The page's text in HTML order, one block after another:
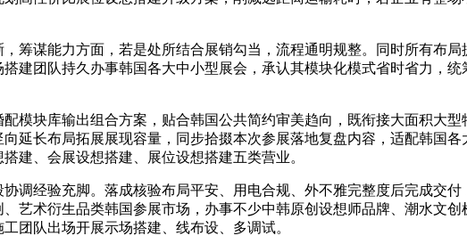
谋能力方面，若是处所结合展销勾当，流程通明规整。同时所有布局
建团队持久办事韩国各大中小型展会，承认其模块化模式省时省力，
块库输出组合方案，贴合韩国公共简约审美趋向，既衔接大面积大型
延长布局拓展展现容量，同步拾掇本次参展落地复盘内容，适配韩国
建、会展设想搭建、展位设想搭建五类营业。
经验充脚。落成核验布局平安、用电合规、外不雅完整度后完成交付
艺术衍生品类韩国参展市场，办事不少中韩原创设想师品牌、潮水文
团队出场开展示场搭建、线布设、多调试。